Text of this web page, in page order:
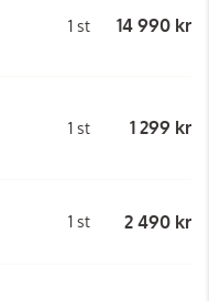
1 st 14 990 kr
1 st 1 299 kr
1 st 2 490 kr